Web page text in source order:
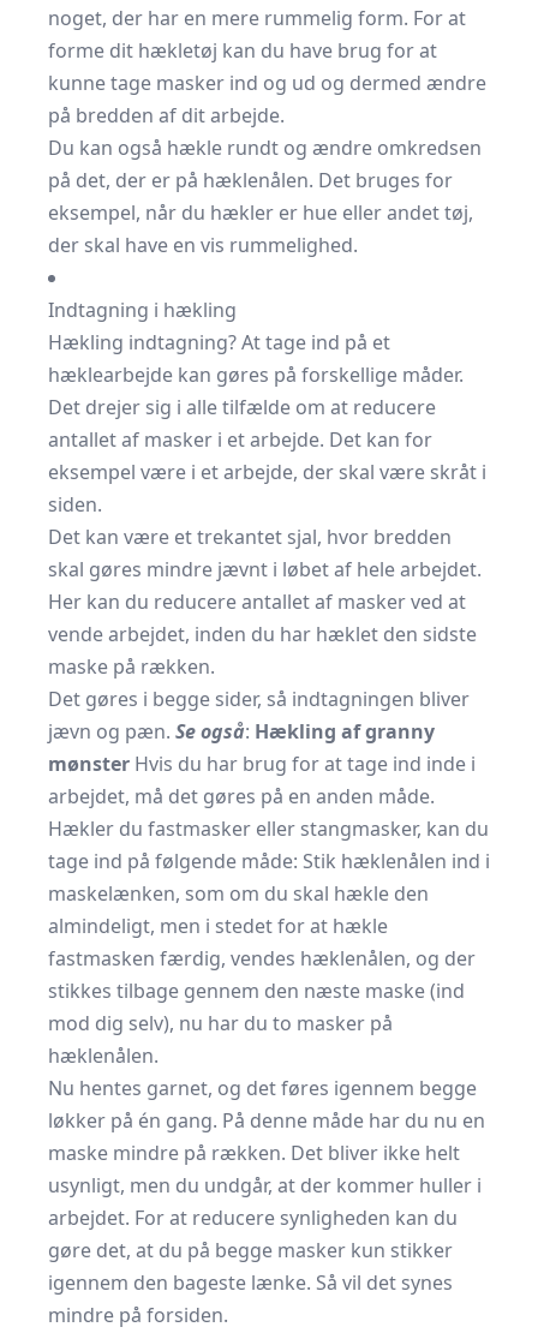
noget, der har en mere rummelig form. For at
forme dit hækletøj kan du have brug for at
kunne tage masker ind og ud og dermed ændre
på bredden af dit arbejde.
Du kan også hækle rundt og ændre omkredsen
på det, der er på hæklenålen. Det bruges for
eksempel, når du hækler er hue eller andet tøj,
der skal have en vis rummelighed.
Indtagning i hækling
Hækling indtagning? At tage ind på et
hæklearbejde kan gøres på forskellige måder.
Det drejer sig i alle tilfælde om at reducere
antallet af masker i et arbejde. Det kan for
eksempel være i et arbejde, der skal være skråt i
siden.
Det kan være et trekantet sjal, hvor bredden
skal gøres mindre jævnt i løbet af hele arbejdet.
Her kan du reducere antallet af masker ved at
vende arbejdet, inden du har hæklet den sidste
maske på rækken.
Det gøres i begge sider, så indtagningen bliver
jævn og pæn. Se også: Hækling af granny
mønster Hvis du har brug for at tage ind inde i
arbejdet, må det gøres på en anden måde.
Hækler du fastmasker eller stangmasker, kan du
tage ind på følgende måde: Stik hæklenålen ind i
maskelænken, som om du skal hækle den
almindeligt, men i stedet for at hækle
fastmasken færdig, vendes hæklenålen, og der
stikkes tilbage gennem den næste maske (ind
mod dig selv), nu har du to masker på
hæklenålen.
Nu hentes garnet, og det føres igennem begge
løkker på én gang. På denne måde har du nu en
maske mindre på rækken. Det bliver ikke helt
usynligt, men du undgår, at der kommer huller i
arbejdet. For at reducere synligheden kan du
gøre det, at du på begge masker kun stikker
igennem den bageste lænke. Så vil det synes
mindre på forsiden.